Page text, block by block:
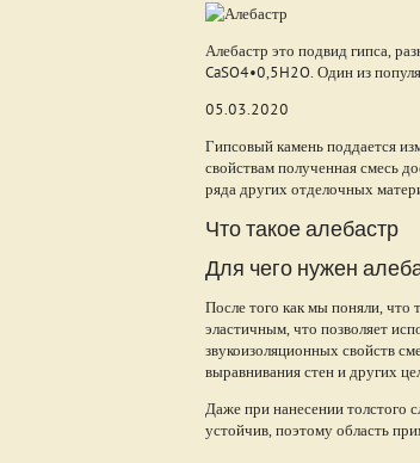
Алебастр это подвид гипса,
CaSO4•0,5H2O. Один из
05.03.2020
Гипсовый камень поддается
свойствам полученная смесь
ряда других отделочных
Что такое алебастр
Для чего нужен
После того как мы поняли, что
эластичным, что позволяет
звукоизоляционных свойств
выравнивания стен и других
Даже при нанесении толстого
устойчив, поэтому область